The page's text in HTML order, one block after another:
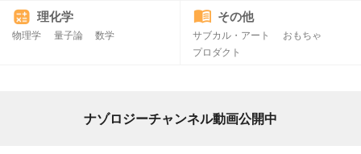
理化学
物理学 量子論 数学
その他
サブカル・アート
おもちゃ
プロダクト
ナゾロジーチャンネル動画公開中